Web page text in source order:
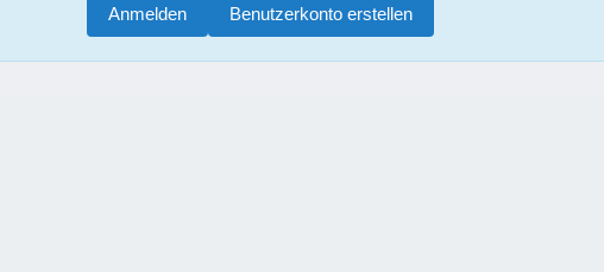
Benutzerkonto erstellen
Anmelden